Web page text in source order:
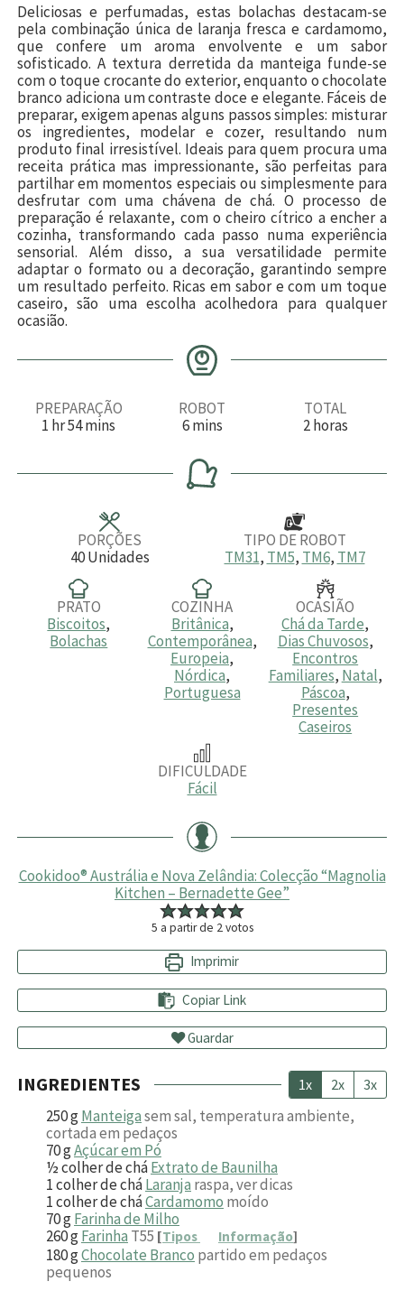
Deliciosas e perfumadas, estas bolachas destacam-se
pela combinação única de laranja fresca e cardamomo,
que confere um aroma envolvente e um sabor
sofisticado. A textura derretida da manteiga funde-se
com o toque crocante do exterior, enquanto o chocolate
branco adiciona um contraste doce e elegante. Fáceis de
preparar, exigem apenas alguns passos simples: misturar
os ingredientes, modelar e cozer, resultando num
produto final irresistível. Ideais para quem procura uma
receita prática mas impressionante, são perfeitas para
partilhar em momentos especiais ou simplesmente para
desfrutar com uma chávena de chá. O processo de
preparação é relaxante, com o cheiro cítrico a encher a
cozinha, transformando cada passo numa experiência
sensorial. Além disso, a sua versatilidade permite
adaptar o formato ou a decoração, garantindo sempre
um resultado perfeito. Ricas em sabor e com um toque
caseiro, são uma escolha acolhedora para qualquer
ocasião.
PREPARAÇÃO
1 h
a
hr54m
u
mins
ROBOT
6m
n
u
t
mins
TOTAL
2h
a
horas
PORÇÕES
40 Unidades
TIPO DE ROBOT
TM31, TM5, TM6, TM7
PRATO
Biscoitos,
Bolachas
COZINHA
Britânica,
Contemporânea,
Europeia,
Nórdica,
Portuguesa
OCASIÃO
Chá da Tarde,
Dias Chuvosos,
Encontros
Familiares, Natal,
Páscoa,
Presentes
Caseiros
DIFICULDADE
Fácil
Cookidoo® Austrália e Nova Zelândia: Colecção “Magnolia
Kitchen – Bernadette Gee”
5 a partir de 2votos
Imprimir
Copiar Link
Guardar
INGREDIENTES 1x 2x 3x
250gManteigasem sal, temperatura ambiente,
cortada em pedaços
70gAçúcar em Pó
½colher de cháExtrato de Baunilha
1colher de cháLaranja raspa, ver dicas
1colher de cháCardamomo moído
70gFarinha de Milho
260gFarinha T55 [Tipos Informação]
180gChocolate Branco partido em pedaços
pequenos